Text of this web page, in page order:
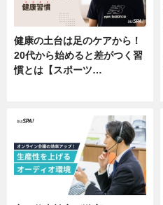
健康の土台は足のケアから！
20代から始めると差がつく習
慣とは【スポーツ…